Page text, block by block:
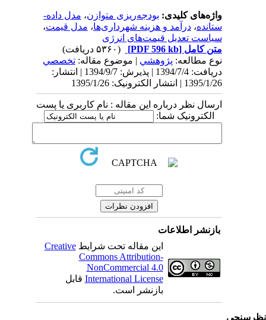
واژه‌های کلیدی:بودجه‌ریزی متوازن ،مدل داده-
ستانده،درآمد و هزینه شهرداری‌‌ها،مدل قیمت،
سیاست تعدیل قیمت‌‌های انرژی
متن کامل[PDF 596 kb]
نوع مطالعه:پژوهشي| موضوع مقاله:تخصصي
دریافت: 1394/7/4 | پذیرش: 1394/9/7 | انتشار:
1395/1/26 | انتشار الکترونیک: 1395/1/26
ارسال نظر درباره این مقاله : نام کاربری یا پست
الکترونیک شما:
بازنشر اطلاعات
این مقاله تحت شرایطCreative
Commons Attribution-
NonCommercial 4.0
International Licenseقابل
بازنشر است.